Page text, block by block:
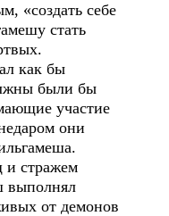
«создать себе
стать
как бы
были бы
участие
они
и стражем
выполнял
от демонов